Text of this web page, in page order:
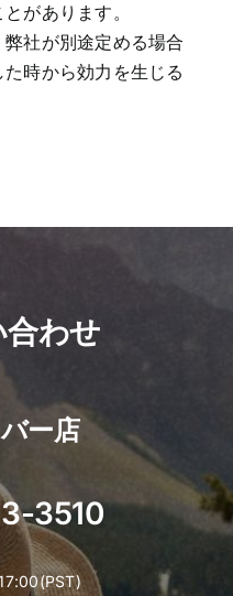
があります。
社が別途定める場合
時から効力を生じる
合わせ
ー店
3510